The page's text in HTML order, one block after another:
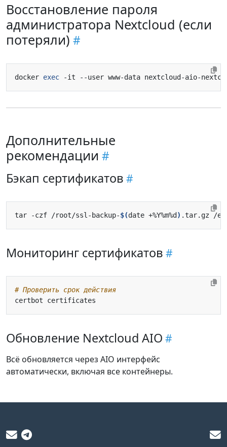
Восстановление пароля
администратора Nextcloud (если
потеряли)
docker exec
Дополнительные
рекомендации
Бэкап сертификатов
tar -czf /root/ssl-backup-$(date +%Y%m%d )
Мониторинг сертификатов
# Проверить срок действия
Обновление Nextcloud AIO
Всё обновляется через AIO интерфейс
автоматически, включая все контейнеры.